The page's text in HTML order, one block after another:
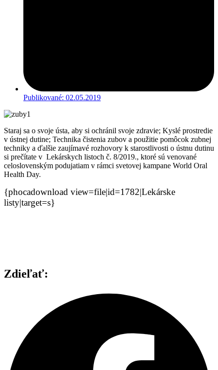
Publikované: 02.05.2019
Staraj sa o svoje ústa, aby si ochránil svoje zdravie; Kyslé prostredie
v ústnej dutine; Technika čistenia zubov a použitie pomôcok zubnej
techniky a ďalšie zaujímavé rozhovory k starostlivosti o ústnu dutinu
si prečítate v Lekárskych listoch č. 8/2019., ktoré sú venované
celoslovenským podujatiam v rámci svetovej kampane World Oral
Health Day.
{phocadownload view=file|id=1782|Lekárske
listy|target=s}
Zdieľať: